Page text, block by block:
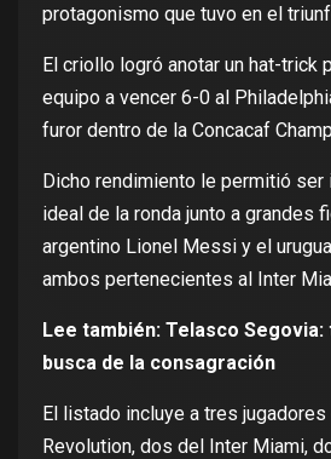
protagonismo que tuvo en el
El criollo logró anotar un hat-trick
equipo a vencer 6-0 al
furor dentro de la Concacaf
Dicho rendimiento le permitió ser
ideal de la ronda junto a grandes
argentino Lionel Messi y el
ambos pertenecientes al Inter
Lee también: Telasco
busca de la consagración
El listado incluye a tres
Revolution, dos del Inter Miami,